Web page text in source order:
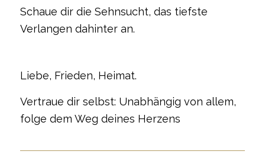
Schaue dir die Sehnsucht, das tiefste
Verlangen dahinter an.
Liebe, Frieden, Heimat.
Vertraue dir selbst: Unabhängig von allem,
folge dem Weg deines Herzens